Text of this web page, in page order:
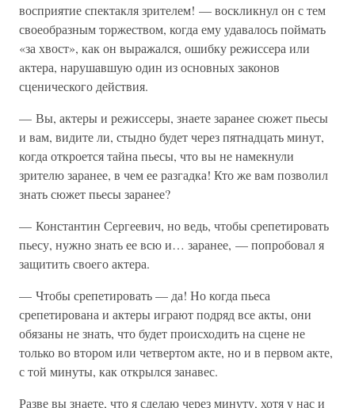
восприятие спектакля зрителем! — воскликнул он с тем
своеобразным торжеством, когда ему удавалось поймать
«за хвост», как он выражался, ошибку режиссера или
актера, нарушавшую один из основных законов
сценического действия.
— Вы, актеры и режиссеры, знаете заранее сюжет пьесы
и вам, видите ли, стыдно будет через пятнадцать минут,
когда откроется тайна пьесы, что вы не намекнули
зрителю заранее, в чем ее разгадка! Кто же вам позволил
знать сюжет пьесы заранее?
— Константин Сергеевич, но ведь, чтобы срепетировать
пьесу, нужно знать ее всю и… заранее, — попробовал я
защитить своего актера.
— Чтобы срепетировать — да! Но когда пьеса
срепетирована и актеры играют подряд все акты, они
обязаны не знать, что будет происходить на сцене не
только во втором или четвертом акте, но и в первом акте,
с той минуты, как открылся занавес.
Разве вы знаете, что я сделаю через минуту, хотя у нас и